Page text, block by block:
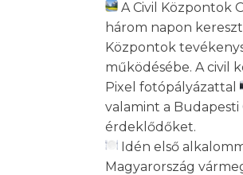
A Civil Központok
három napon
Központok
működésébe. A civil
Pixel fotópályázattal
valamint a Budapesti
érdeklődőket.
Idén első
Magyarország